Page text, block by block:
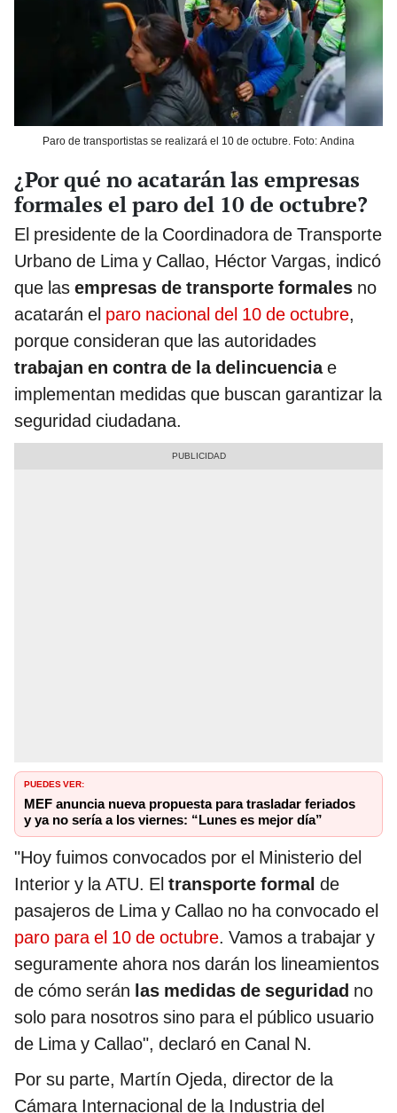
Paro de transportistas se realizará el 10 de octubre. Foto: Andina
¿Por qué no acatarán las empresas
formales el paro del 10 de octubre?
El presidente de la Coordinadora de Transporte
Urbano de Lima y Callao, Héctor Vargas, indicó
que las empresas de transporte formales no
acatarán el paro nacional del 10 de octubre,
porque consideran que las autoridades
trabajan en contra de la delincuenciae
implementan medidas que buscan garantizar la
seguridad ciudadana.
PUEDES VER:
MEF anuncia nueva propuesta para trasladar feriados
y ya no sería a los viernes: “Lunes es mejor día”
"Hoy fuimos convocados por el Ministerio del
Interior y la ATU. El transporte formal de
pasajeros de Lima y Callao no ha convocado el
paro para el 10 de octubre. Vamos a trabajar y
seguramente ahora nos darán los lineamientos
de cómo serán las medidas de seguridad no
solo para nosotros sino para el público usuario
de Lima y Callao", declaró en Canal N.
Por su parte, Martín Ojeda, director de la
Cámara Internacional de la Industria del